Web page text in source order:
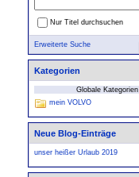
Nur Titel durchsuchen
Erweiterte Suche
Kategorien
Globale Kategorien
mein VOLVO
Neue Blog-Einträge
unser heißer Urlaub 2019